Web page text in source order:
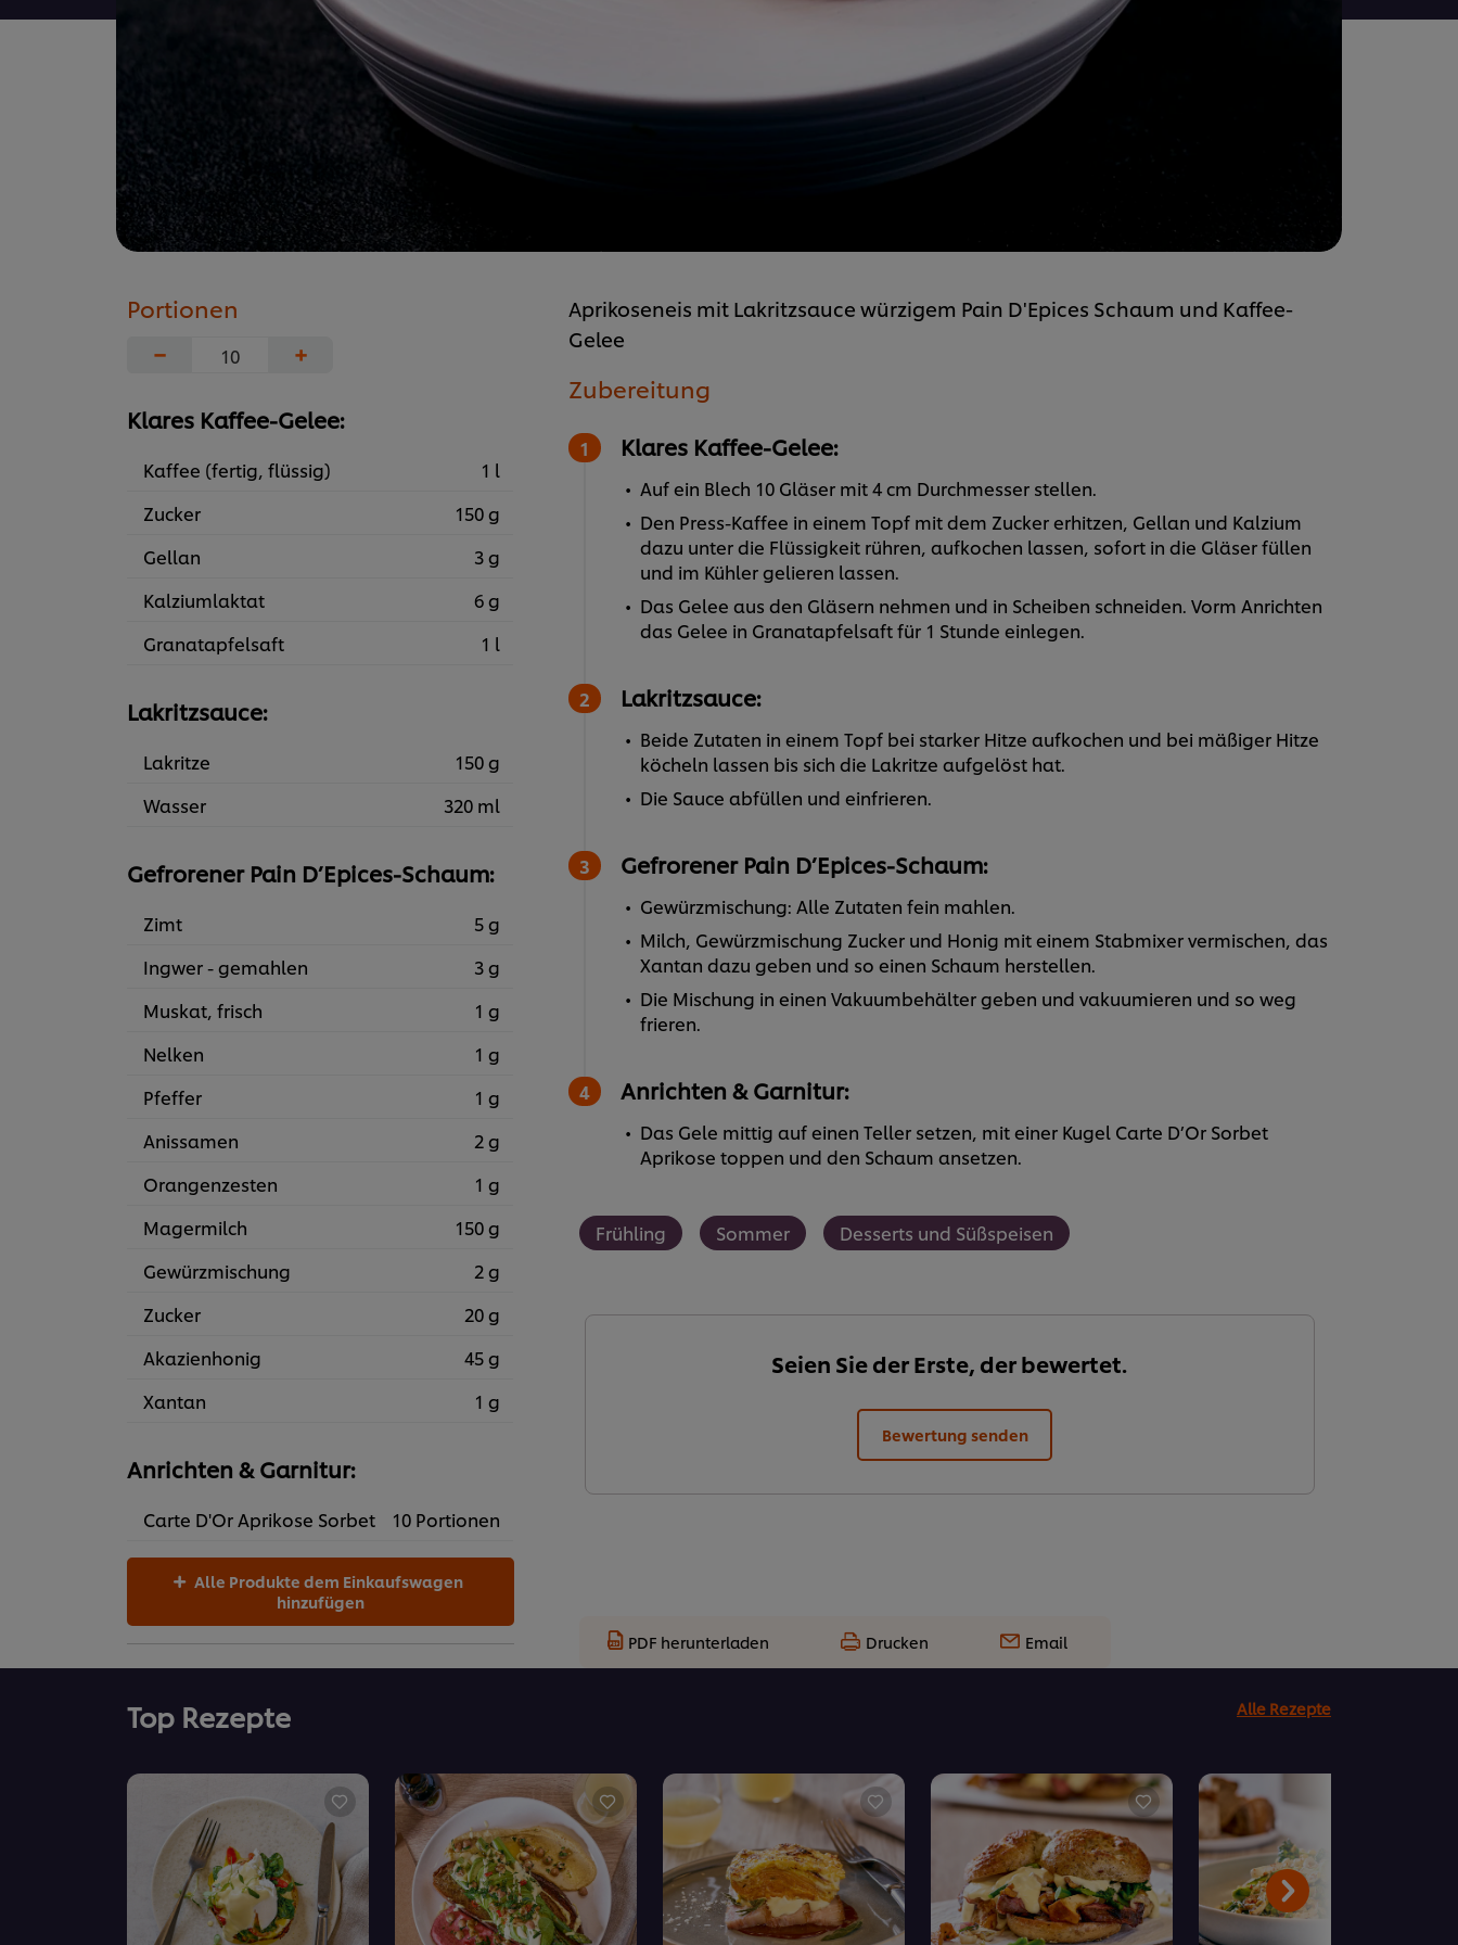
Portionen
−
+
Klares Kaffee-Gelee:
Kaffee (fertig, flüssig)
1 l
Zucker
150 g
Gellan
3 g
Kalziumlaktat
6 g
Granatapfelsaft
1 l
Lakritzsauce:
Lakritze
150 g
Wasser
320 ml
Gefrorener Pain D’Epices-Schaum:
Zimt
5 g
Ingwer - gemahlen
3 g
Muskat, frisch
1 g
Nelken
1 g
Pfeffer
1 g
Anissamen
2 g
Orangenzesten
1 g
Magermilch
150 g
Gewürzmischung
2 g
Zucker
20 g
Akazienhonig
45 g
Xantan
1 g
Anrichten & Garnitur:
Carte D'Or Aprikose Sorbet 10 Portionen
hinzufügen
Aprikoseneis mit Lakritzsauce würzigem Pain D'Epices Schaum und Kaffee-
Gelee
Zubereitung
Klares Kaffee-Gelee:
Auf ein Blech 10 Gläser mit 4 cm Durchmesser stellen.
Den Press-Kaffee in einem Topf mit dem Zucker erhitzen, Gellan und Kalzium
dazu unter die Flüssigkeit rühren, aufkochen lassen, sofort in die Gläser füllen
und im Kühler gelieren lassen.
Das Gelee aus den Gläsern nehmen und in Scheiben schneiden. Vorm Anrichten
das Gelee in Granatapfelsaft für 1 Stunde einlegen.
Lakritzsauce:
Beide Zutaten in einem Topf bei starker Hitze aufkochen und bei mäßiger Hitze
köcheln lassen bis sich die Lakritze aufgelöst hat.
Die Sauce abfüllen und einfrieren.
Gefrorener Pain D’Epices-Schaum:
Gewürzmischung: Alle Zutaten fein mahlen.
Milch, Gewürzmischung Zucker und Honig mit einem Stabmixer vermischen, das
Xantan dazu geben und so einen Schaum herstellen.
Die Mischung in einen Vakuumbehälter geben und vakuumieren und so weg
frieren.
Anrichten & Garnitur:
Das Gele mittig auf einen Teller setzen, mit einer Kugel Carte D’Or Sorbet
Aprikose toppen und den Schaum ansetzen.
Frühling Sommer Desserts und Süßspeisen
Seien Sie der Erste, der bewertet.
Bewertung senden
PDF herunterladen Drucken Email
Top Rezepte Alle Rezepte